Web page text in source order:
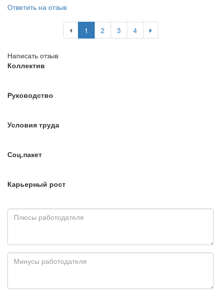
Ответить на отзыв
1 2 3 4
Написать отзыв
Коллектив
Руководство
Условия труда
Соц.пакет
Карьерный рост